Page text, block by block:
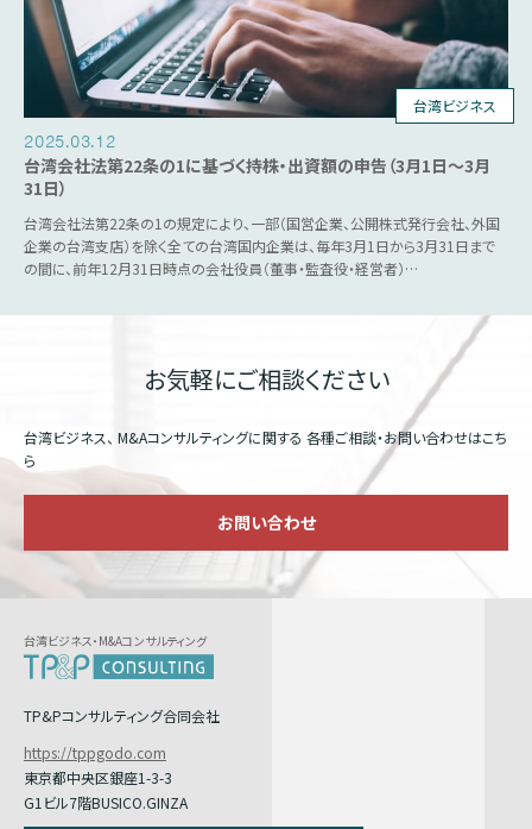
台湾ビジネス
2025.03.12
台湾会社法第22条の1に基づく持株・出資額の申告（3月1日～3月
31日）
台湾会社法第22条の1の規定により、一部（国営企業、公開株式発行会社、外国
企業の台湾支店）を除く全ての台湾国内企業は、毎年3月1日から3月31日まで
の間に、前年12月31日時点の会社役員（董事・監査役・経営者）…
お気軽にご相談ください
台湾ビジネス、 M&Aコンサルティングに関する 各種ご相談・お問い合わせはこち
ら
お問い合わせ
台湾ビジネス・M&Aコンサルティング
TP&Pコンサルティング合同会社
https://tppgodo.com
東京都中央区銀座1-3-3
G1ビル7階BUSICO.GINZA